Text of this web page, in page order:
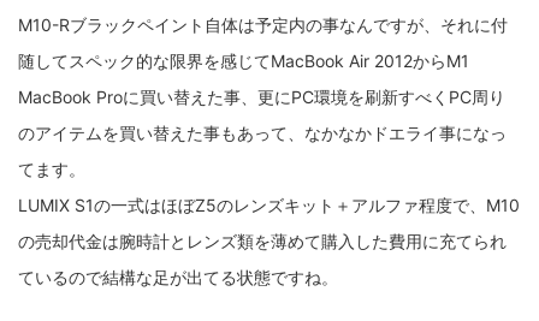
M10-Rブラックペイント自体は予定内の事なんですが、それに付
随してスペック的な限界を感じてMacBook Air 2012からM1
MacBook Proに買い替えた事、更にPC環境を刷新すべくPC周り
のアイテムを買い替えた事もあって、なかなかドエライ事になっ
てます。
LUMIX S1の一式はほぼZ5のレンズキット＋アルファ程度で、M10
の売却代金は腕時計とレンズ類を薄めて購入した費用に充てられ
ているので結構な足が出てる状態ですね。